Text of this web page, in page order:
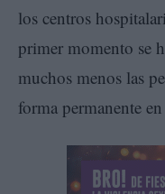
los centros
primer momento se
muchos menos las
forma permanente